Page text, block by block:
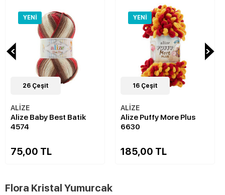
YENI
26 Çeşit
ALİZE
Alize Baby Best Batik
4574
75,00 TL
YENI
16 Çeşit
ALİZE
Alize Puffy More Plus
6630
185,00 TL
Flora Kristal Yumurcak